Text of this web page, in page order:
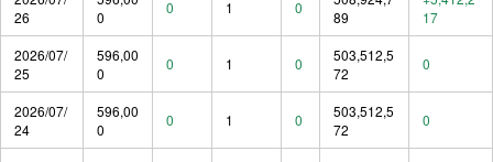
26
0
0 1 0
89
17
2026/07/
25
596,00
0
0 1 0
503,512,5
72
0
2026/07/
24
596,00
0
0 1 0
503,512,5
72
0